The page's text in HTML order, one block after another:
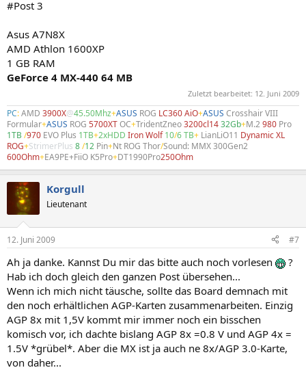
#Post 3
Asus A7N8X
AMD Athlon 1600XP
1 GB RAM
GeForce 4 MX-440 64 MB
Zuletzt bearbeitet: 12. Juni 2009
PC:AMD 3900X@45.50Mhz+ASUS ROG LC360 AiO+ASUS Crosshair VIII
Formular+ASUS ROG 5700XTOC+TridentZneo3200cl1432Gb+M.2980 Pro
1TB /970 EVO Plus 1TB+2xHDD Iron Wolf 10/6 TB+ LianLiO11 Dynamic XL
ROG+StrimerPlus 8/12 Pin+Nt ROG Thor/Sound: MMX 300Gen2
600Ohm+EA9PE+FiiO K5Pro+DT1990Pro250Ohm
Korgull
Lieutenant
12. Juni 2009 #7
Ah ja danke. Kannst Du mir das bitte auch noch vorlesen
?
Hab ich doch gleich den ganzen Post übersehen...
Wenn ich mich nicht täusche, sollte das Board demnach mit
den noch erhältlichen AGP-Karten zusammenarbeiten. Einzig
AGP 8x mit 1,5V kommt mir immer noch ein bisschen
komisch vor, ich dachte bislang AGP 8x =0.8 V und AGP 4x =
1.5V *grübel*. Aber die MX ist ja auch ne 8x/AGP 3.0-Karte,
von daher...